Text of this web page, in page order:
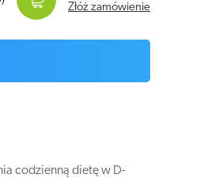
Złóż zamówienie
codzienną dietę w D-